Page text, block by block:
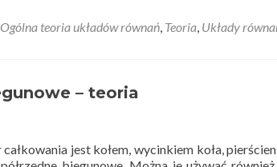
about
Rząd
Ogólna teoria układów równań, Teoria, Układy
– teoria
jest kołem, wycinkiem koła,